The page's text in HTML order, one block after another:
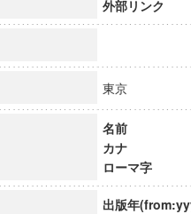
外部リンク
東京
名前
カナ
ローマ字
出版年